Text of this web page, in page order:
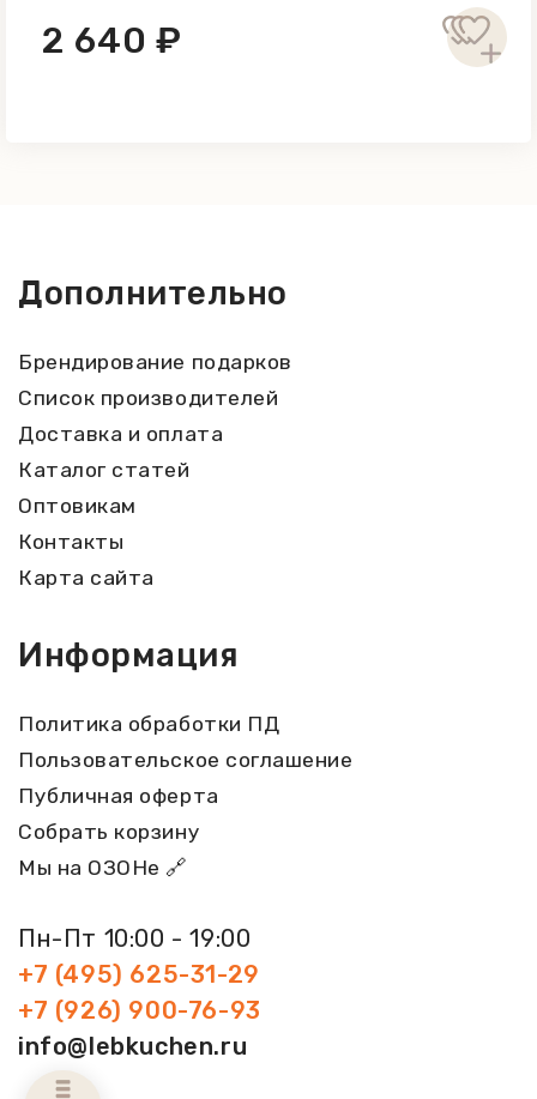
2 640 ₽
Дополнительно
Брендирование подарков
Список производителей
Доставка и оплата
Каталог статей
Оптовикам
Контакты
Карта сайта
Информация
Политика обработки ПД
Пользовательское соглашение
Публичная оферта
Собрать корзину
Мы на ОЗОНе 🔗
Пн-Пт 10:00 - 19:00
+7 (495) 625-31-29
+7 (926) 900-76-93
info@lebkuchen.ru